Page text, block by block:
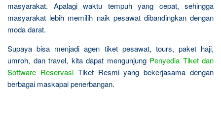
masyarakat. Apalagi waktu tempuh yang cepat, sehingga
masyarakat lebih memilih naik pesawat dibandingkan dengan
moda darat.
Supaya bisa menjadi agen tiket pesawat, tours, paket haji,
umroh, dan travel, kita dapat mengunjung Penyedia Tiket dan
Software ReservasiTiket Resmi yang bekerjasama dengan
berbagai maskapai penerbangan.